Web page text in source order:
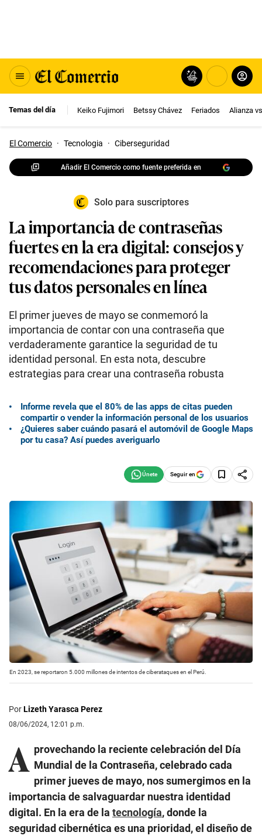
Temas del día Keiko Fujimori Betssy Chávez Feriados Alianza
El Comercio · Tecnologia · Ciberseguridad
Añadir El Comercio como fuente preferida en
Solo para suscriptores
La importancia de contraseñas
fuertes en la era digital: consejos y
recomendaciones para proteger
tus datos personales en línea
El primer jueves de mayo se conmemoró la
importancia de contar con una contraseña que
verdaderamente garantice la seguridad de tu
identidad personal. En esta nota, descubre
estrategias para crear una contraseña robusta
Informe revela que el 80% de las apps de citas pueden
compartir o vender la información personal de los usuarios
¿Quieres saber cuándo pasará el automóvil de Google Maps
por tu casa? Así puedes averiguarlo
Seguir en
En 2023, se reportaron 5.000 millones de intentos de ciberataques en el Perú.
PorLizeth Yarasca Perez
08/06/2024, 12:01 p.m.
A provechando la reciente celebración del Día
Mundial de la Contraseña, celebrado cada
primer jueves de mayo, nos sumergimos en la
importancia de salvaguardar nuestra identidad
digital. En la era de la tecnología, donde la
seguridad cibernética es una prioridad, el diseño de